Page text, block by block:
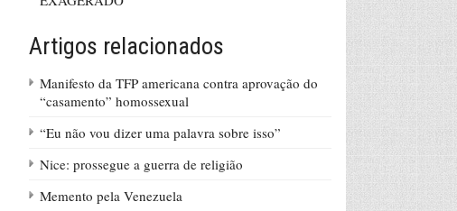
Artigos relacionados
Manifesto da TFP americana contra aprovação do
“casamento” homossexual
“Eu não vou dizer uma palavra sobre isso”
Nice: prossegue a guerra de religião
Memento pela Venezuela